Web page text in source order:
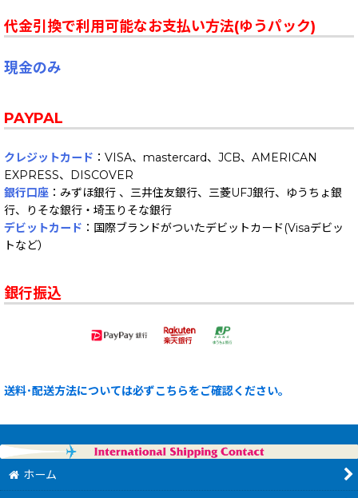
代金引換で利用可能なお支払い方法(ゆうパック)
現金のみ
PAYPAL
クレジットカード ：VISA、mastercard、JCB、AMERICAN
EXPRESS、DISCOVER
銀行口座 ：みずほ銀行 、三井住友銀行、三菱UFJ銀行、ゆうちょ銀
行、りそな銀行・埼玉りそな銀行
デビットカード ：国際ブランドがついたデビットカード(Visaデビッ
トなど）
銀行振込
送料･配送方法については必ずこちらをご確認ください。
ホーム